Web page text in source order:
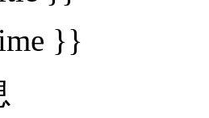
}}